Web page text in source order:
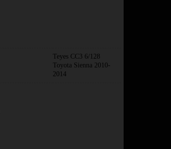
Teyes CC3 6/128
Toyota Sienna 2010-
2014